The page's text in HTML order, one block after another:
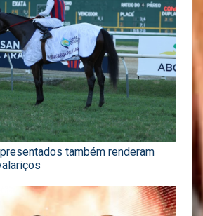
também renderam